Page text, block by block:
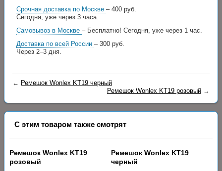
Срочная доставка по Москве – 400 руб.
Сегодня, уже через 3 часа.
Самовывоз в Москве – Бесплатно! Сегодня, уже через 1 час.
Доставка по всей России – 300 руб.
Через 2–3 дня.
← Ремешок Wonlex KT19 черный
Ремешок Wonlex KT19 розовый →
С этим товаром также смотрят
Ремешок Wonlex KT19
розовый
Ремешок Wonlex KT19
черный